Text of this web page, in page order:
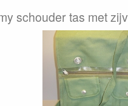
schouder tas met